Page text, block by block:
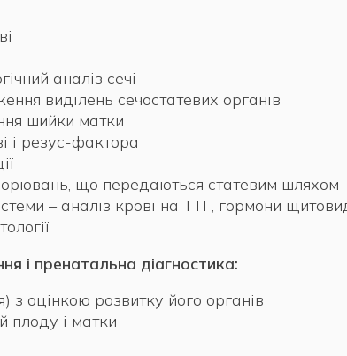
аналіз сечі
виділень сечостатевих органів
шийки матки
і резус-фактора
що передаються статевим шляхом
– аналіз крові на ТТГ, гормони
і пренатальна діагностика:
з оцінкою розвитку його органів
плоду і матки